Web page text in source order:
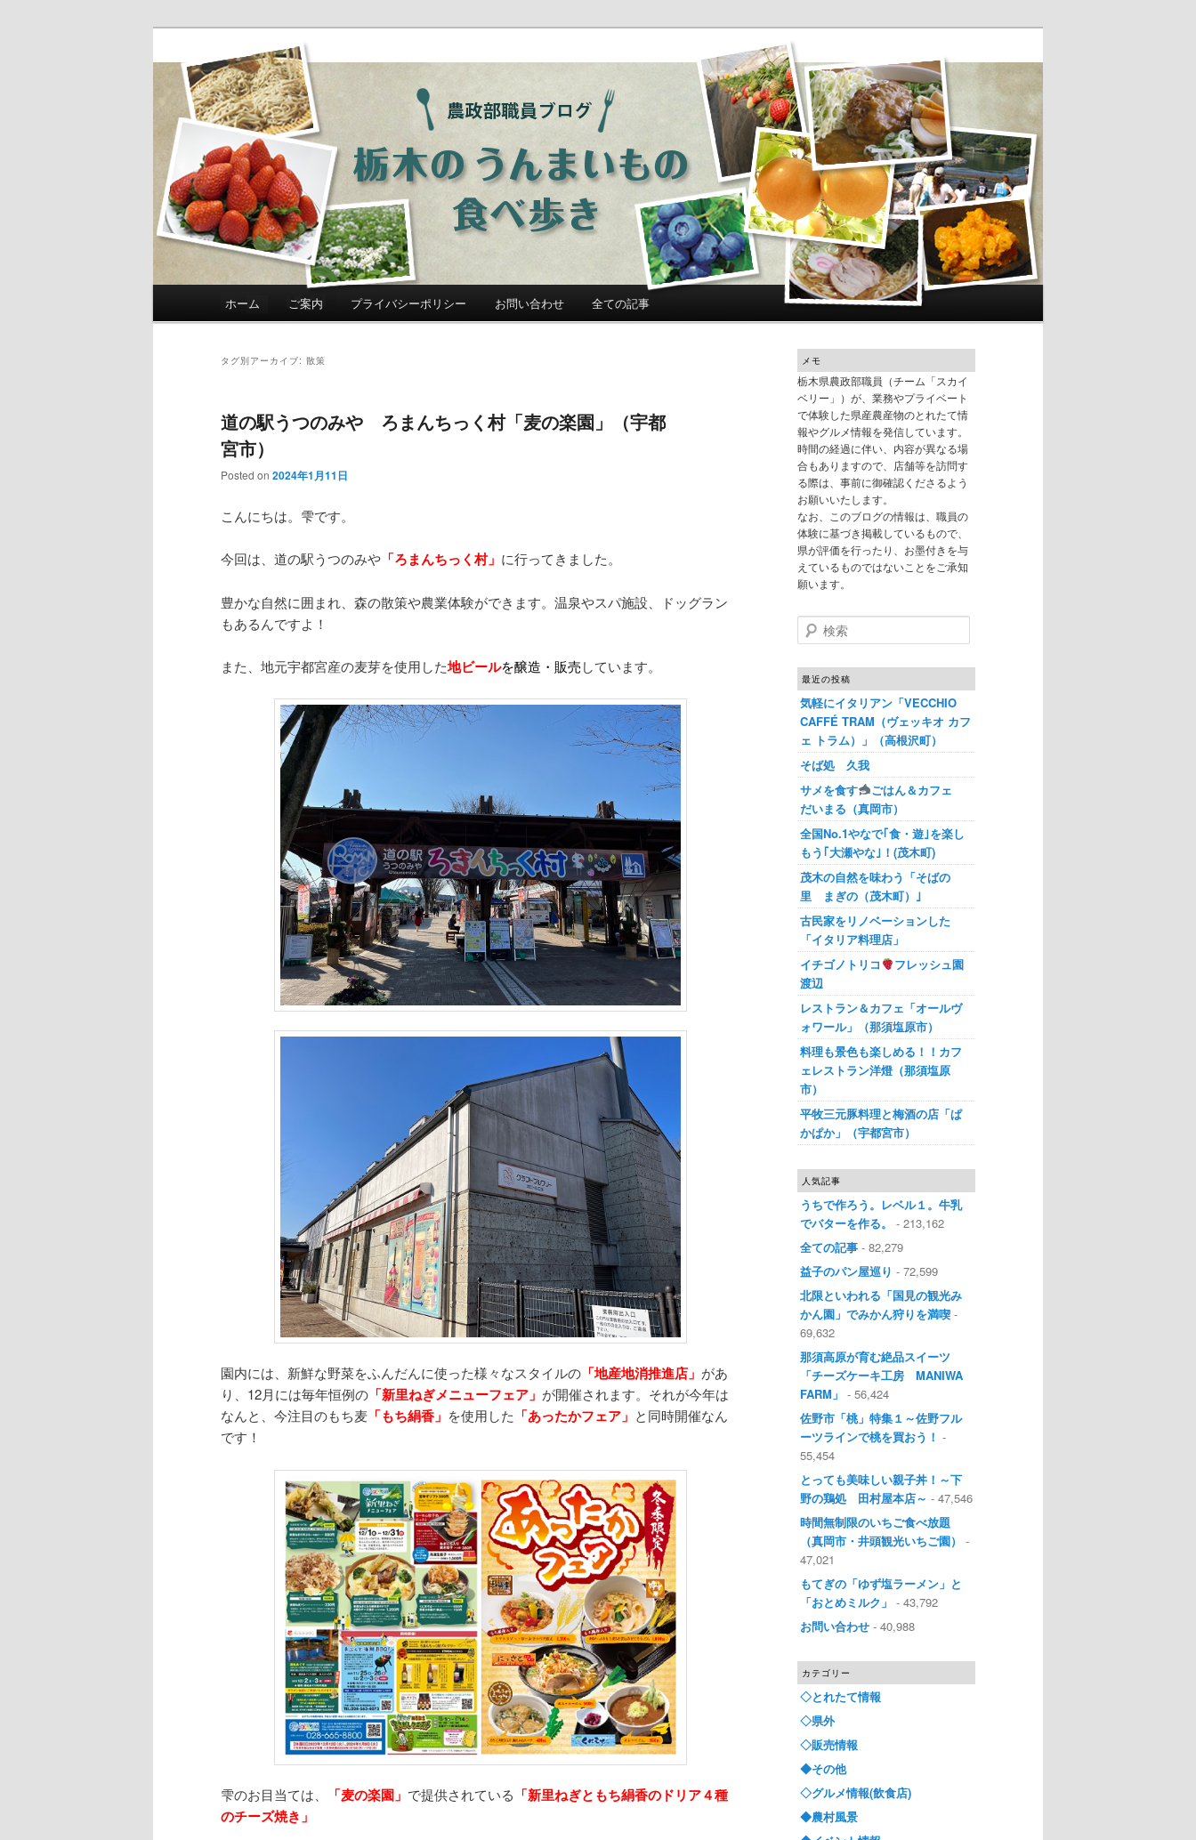
農政部職員ブログ「栃木のうんまいもの食べ歩
き」
メインコンテンツへ移動
サブコンテンツへ移動
ホーム ご案内 プライバシーポリシー お問い合わせ 全ての記事
タグ別アーカイブ: 散策
道の駅うつのみや ろまんちっく村「麦の楽園」（宇都
宮市）
Posted on 2024年1月11日
こんにちは。雫です。
今回は、道の駅うつのみや 「ろまんちっく村」 に行ってきました。
豊かな自然に囲まれ、森の散策や農業体験ができます。温泉やスパ施設、ドッグラン
もあるんですよ！
また、地元宇都宮産の麦芽を使用した地ビールを醸造・販売しています。
園内には、新鮮な野菜をふんだんに使った様々なスタイルの 「地産地消推進店」 があ
り、12月には毎年恒例の 「新里ねぎメニューフェア」 が開催されます。それが今年は
なんと、今注目のもち麦 「もち絹香」 を使用した 「あったかフェア」 と同時開催なん
です！
雫のお目当ては、 「麦の楽園」 で提供されている 「新里ねぎともち絹香のドリア４種
のチーズ焼き」
メモ
栃木県農政部職員（チーム「スカイ
ベリー」）が、業務やプライベート
で体験した県産農産物のとれたて情
報やグルメ情報を発信しています。
時間の経過に伴い、内容が異なる場
合もありますので、店舗等を訪問す
る際は、事前に御確認くださるよう
お願いいたします。
なお、このブログの情報は、職員の
体験に基づき掲載しているもので、
県が評価を行ったり、お墨付きを与
えているものではないことをご承知
願います。
検索
最近の投稿
気軽にイタリアン「VECCHIO
CAFFÉ TRAM（ヴェッキオ カフ
ェ トラム）」（高根沢町）
そば処 久我
サメを食す
ごはん＆カフェ
だいまる（真岡市）
全国No.1やなで｢食・遊｣を楽し
もう｢大瀬やな｣！(茂木町)
茂木の自然を味わう「そばの
里 まぎの（茂木町）｣
古民家をリノベーションした
「イタリア料理店」
イチゴノトリコ
フレッシュ園
渡辺
レストラン＆カフェ「オールヴ
ォワール」（那須塩原市）
料理も景色も楽しめる！！カフ
ェレストラン洋燈（那須塩原
市）
平牧三元豚料理と梅酒の店「ぱ
かぱか」（宇都宮市）
人気記事
うちで作ろう。レベル１。牛乳
でバターを作る。
- 213,162
全ての記事 - 82,279
益子のパン屋巡り - 72,599
北限といわれる「国見の観光み
かん園」でみかん狩りを満喫 -
69,632
那須高原が育む絶品スイーツ
「チーズケーキ工房 MANIWA
FARM」 - 56,424
佐野市「桃」特集１～佐野フル
ーツラインで桃を買おう！ -
55,454
とっても美味しい親子丼！～下
野の鶏処 田村屋本店～ - 47,546
時間無制限のいちご食べ放題
（真岡市・井頭観光いちご園）
-
47,021
もてぎの「ゆず塩ラーメン」と
「おとめミルク」 - 43,792
お問い合わせ - 40,988
カテゴリー
◇とれたて情報
◇県外
◇販売情報
◆その他
◇グルメ情報(飲食店)
◆農村風景